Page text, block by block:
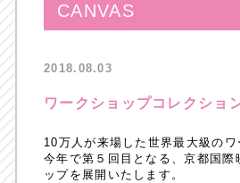
CANVAS
2018.08.03
ワークショップコレクショ
10万人が来場した世界最大級の
今年で第５回目となる、京都国
ップを展開いたします。